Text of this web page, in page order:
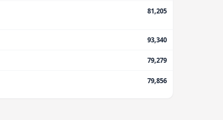
81,205
93,340
79,279
79,856